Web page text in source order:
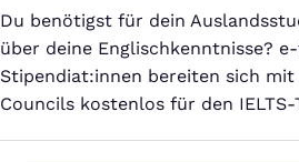
Du benötigst für dein
über deine Englischkenntnisse?
Stipendiat:innen bereiten sich
Councils kostenlos für den IELTS-